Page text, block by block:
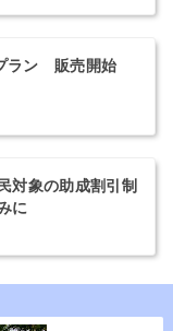
ラン 販売開始
対象の助成割引制
に